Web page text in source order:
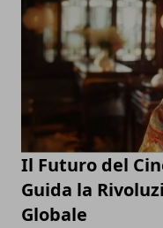
Il Futuro del
Guida la
Globale